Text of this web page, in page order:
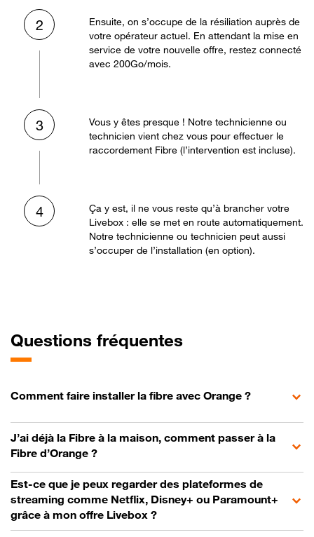
2
Ensuite, on s’occupe de la résiliation auprès de
votre opérateur actuel. En attendant la mise en
service de votre nouvelle offre, restez connecté
avec 200Go/mois.
3
Vous y êtes presque ! Notre technicienne ou
technicien vient chez vous pour effectuer le
raccordement Fibre (l’intervention est incluse).
4
Ça y est, il ne vous reste qu’à brancher votre
Livebox : elle se met en route automatiquement.
Notre technicienne ou technicien peut aussi
s’occuper de l’installation (en option).
Questions fréquentes
Comment faire installer la fibre avec Orange ?
J’ai déjà la Fibre à la maison, comment passer à la
Fibre d’Orange ?
Est-ce que je peux regarder des plateformes de
streaming comme Netflix, Disney+ ou Paramount+
grâce à mon offre Livebox ?